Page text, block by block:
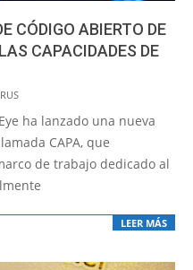
CÓDIGO ABIERTO DE
CAPACIDADES DE
ha lanzado una nueva
CAPA, que
de trabajo dedicado al
LEER MÁS